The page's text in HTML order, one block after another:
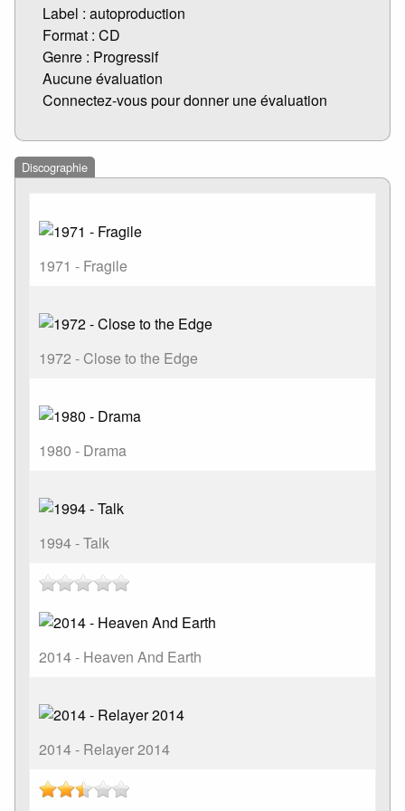
Label : autoproduction
Format : CD
Genre : Progressif
Aucune évaluation
Connectez-vous pour donner une évaluation
Discographie
1971 - Fragile
1972 - Close to the Edge
1980 - Drama
1994 - Talk
2014 - Heaven And Earth
2014 - Relayer 2014